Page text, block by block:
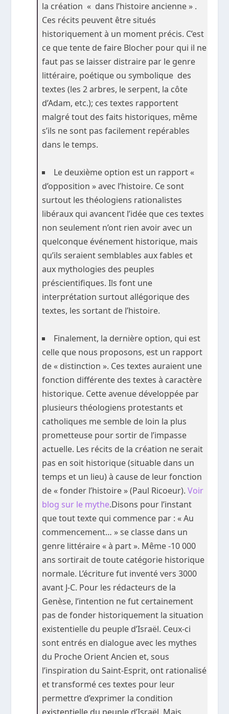
la création « dans l’histoire ancienne » .
Ces récits peuvent être situés
historiquement à un moment précis. C’est
ce que tente de faire Blocher pour qui il ne
faut pas se laisser distraire par le genre
littéraire, poétique ou symbolique des
textes (les 2 arbres, le serpent, la côte
d’Adam, etc.); ces textes rapportent
malgré tout des faits historiques, même
s’ils ne sont pas facilement repérables
dans le temps.
Le deuxième option est un rapport «
d’opposition » avec l’histoire. Ce sont
surtout les théologiens rationalistes
libéraux qui avancent l’idée que ces textes
non seulement n’ont rien avoir avec un
quelconque événement historique, mais
qu’ils seraient semblables aux fables et
aux mythologies des peuples
préscientifiques. Ils font une
interprétation surtout allégorique des
textes, les sortant de l’histoire.
Finalement, la dernière option, qui est
celle que nous proposons, est un rapport
de « distinction ». Ces textes auraient une
fonction différente des textes à caractère
historique. Cette avenue développée par
plusieurs théologiens protestants et
catholiques me semble de loin la plus
prometteuse pour sortir de l’impasse
actuelle. Les récits de la création ne serait
pas en soit historique (situable dans un
temps et un lieu) à cause de leur fonction
de « fonder l’histoire » (Paul Ricoeur).Voir
blog sur le mythe.Disons pour l’instant
que tout texte qui commence par : « Au
commencement… » se classe dans un
genre littéraire « à part ». Même -10 000
ans sortirait de toute catégorie historique
normale. L’écriture fut inventé vers 3000
avant J-C. Pour les rédacteurs de la
Genèse, l’intention ne fut certainement
pas de fonder historiquement la situation
existentielle du peuple d’Israël. Ceux-ci
sont entrés en dialogue avec les mythes
du Proche Orient Ancien et, sous
l’inspiration du Saint-Esprit, ont rationalisé
et transformé ces textes pour leur
permettre d’exprimer la condition